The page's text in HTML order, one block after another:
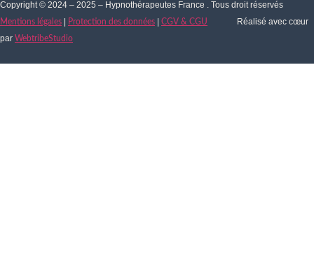
Copyright © 2024 – 2025 – Hypnothérapeutes France . Tous droit réservés
Mentions légales Protection des données CGV & CGU
Réalisé avec cœur
par WebtribeStudio